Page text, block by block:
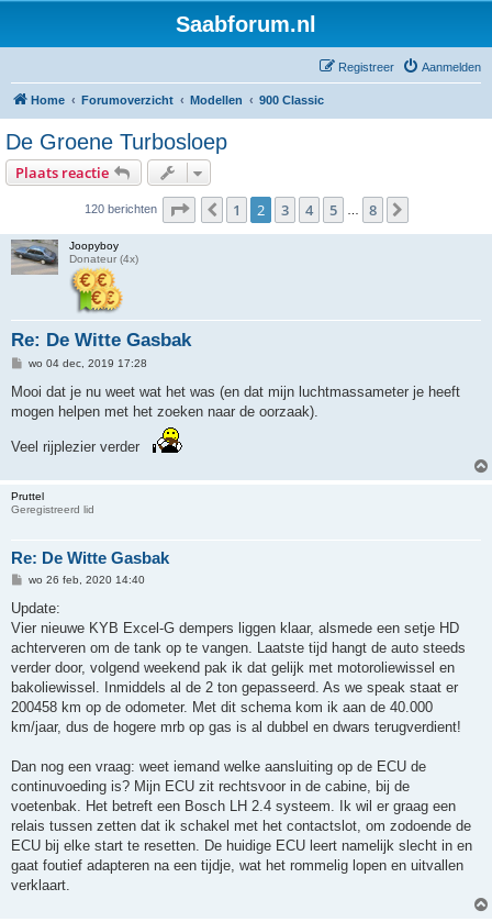
Saabforum.nl
Aanmelden
Registreer
Home Forumoverzicht Modellen 900 Classic
De Groene Turbosloep
Plaats reactie
120 berichten Pagina van 8
Vorige
1 2 3 4 5 8
Joopyboy
Donateur (4x)
Re: De Witte Gasbak
B
r
c
wo 04 dec, 2019 17:28
Mooi dat je nu weet wat het was (en dat mijn luchtmassameter je heeft
mogen helpen met het zoeken naar de oorzaak).
Veel rijplezier verder
Pruttel
Geregistreerd lid
Re: De Witte Gasbak
B
r
c
h
wo 26 feb, 2020 14:40
Update:
Vier nieuwe KYB Excel-G dempers liggen klaar, alsmede een setje HD
achterveren om de tank op te vangen. Laatste tijd hangt de auto steeds
verder door, volgend weekend pak ik dat gelijk met motoroliewissel en
bakoliewissel. Inmiddels al de 2 ton gepasseerd. As we speak staat er
200458 km op de odometer. Met dit schema kom ik aan de 40.000
km/jaar, dus de hogere mrb op gas is al dubbel en dwars terugverdient!
Dan nog een vraag: weet iemand welke aansluiting op de ECU de
continuvoeding is? Mijn ECU zit rechtsvoor in de cabine, bij de
voetenbak. Het betreft een Bosch LH 2.4 systeem. Ik wil er graag een
relais tussen zetten dat ik schakel met het contactslot, om zodoende de
ECU bij elke start te resetten. De huidige ECU leert namelijk slecht in en
gaat foutief adapteren na een tijdje, wat het rommelig lopen en uitvallen
verklaart.